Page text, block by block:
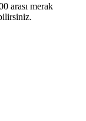
arası merak